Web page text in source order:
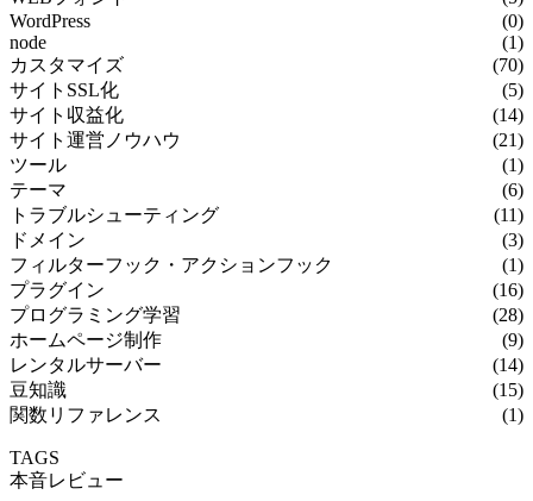
WordPress
(0)
node
(1)
カスタマイズ
(70)
サイトSSL化
(5)
サイト収益化
(14)
サイト運営ノウハウ
(21)
ツール
(1)
テーマ
(6)
トラブルシューティング
(11)
ドメイン
(3)
フィルターフック・アクションフック
(1)
プラグイン
(16)
プログラミング学習
(28)
ホームページ制作
(9)
レンタルサーバー
(14)
豆知識
(15)
関数リファレンス
(1)
TAGS
本音レビュー